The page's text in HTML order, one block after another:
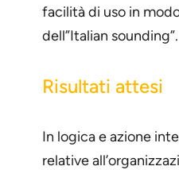
facilità di uso in
dell”Italian sounding”.
Risultati attesi
In logica e azione
relative